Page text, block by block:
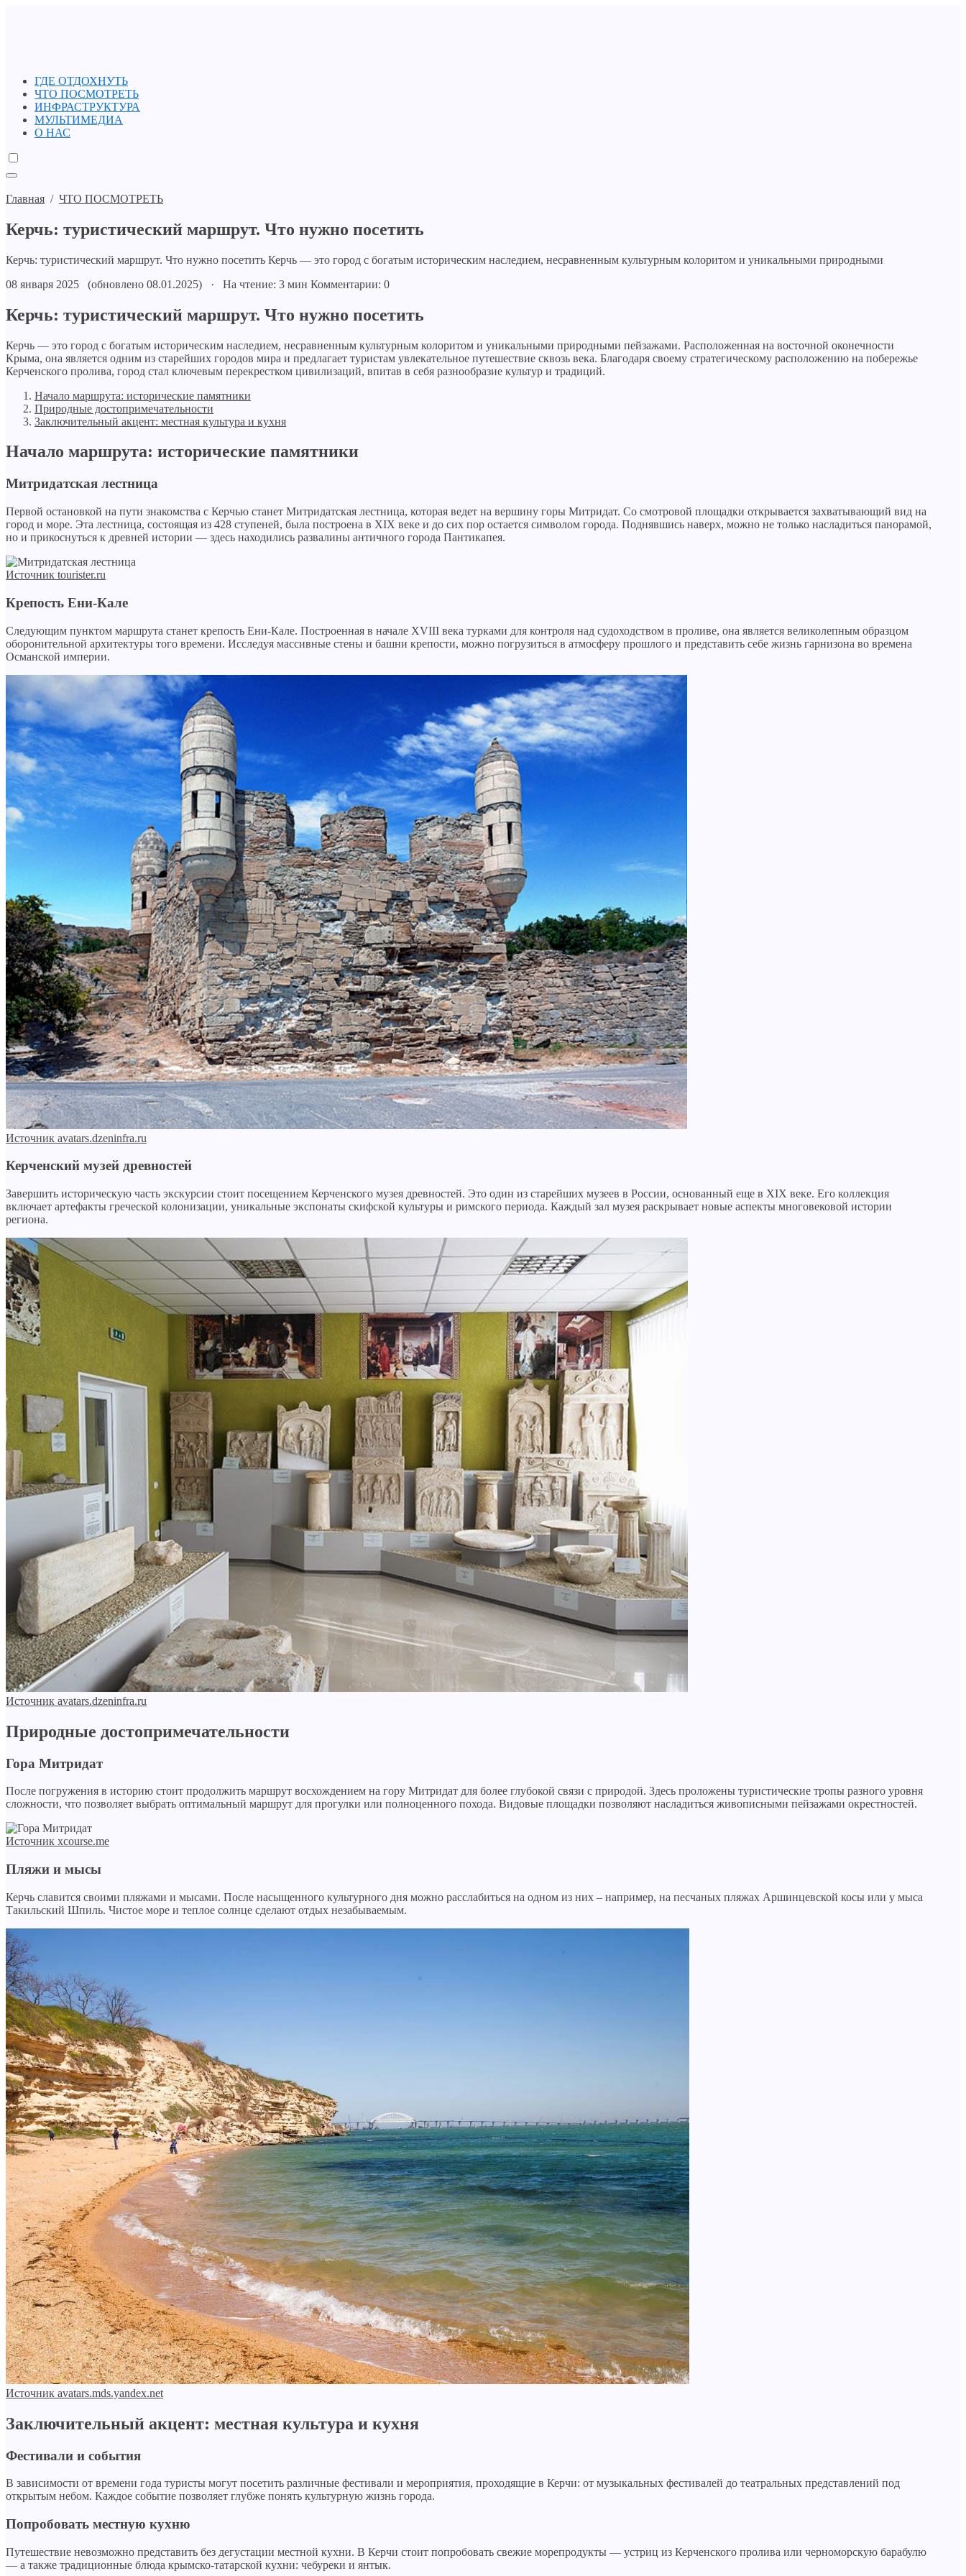
ГДЕ ОТДОХНУТЬ
ЧТО ПОСМОТРЕТЬ
ИНФРАСТРУКТУРА
МУЛЬТИМЕДИА
О НАС
Главная / ЧТО ПОСМОТРЕТЬ
Керчь: туристический маршрут. Что нужно посетить
Керчь: туристический маршрут. Что нужно посетить Керчь — это город с богатым историческим наследием, несравненным культурным колоритом и уникальными природными
08 января 2025 (обновлено 08.01.2025) · На чтение: 3 мин Комментарии: 0
Керчь: туристический маршрут. Что нужно посетить
Керчь — это город с богатым историческим наследием, несравненным культурным колоритом и уникальными природными пейзажами. Расположенная на восточной оконечности
Крыма, она является одним из старейших городов мира и предлагает туристам увлекательное путешествие сквозь века. Благодаря своему стратегическому расположению на побережье
Керченского пролива, город стал ключевым перекрестком цивилизаций, впитав в себя разнообразие культур и традиций.
Начало маршрута: исторические памятники
Природные достопримечательности
Заключительный акцент: местная культура и кухня
Начало маршрута: исторические памятники
Митридатская лестница
Первой остановкой на пути знакомства с Керчью станет Митридатская лестница, которая ведет на вершину горы Митридат. Со смотровой площадки открывается захватывающий вид на
город и море. Эта лестница, состоящая из 428 ступеней, была построена в XIX веке и до сих пор остается символом города. Поднявшись наверх, можно не только насладиться панорамой,
но и прикоснуться к древней истории — здесь находились развалины античного города Пантикапея.
Источник tourister.ru
Крепость Ени-Кале
Следующим пунктом маршрута станет крепость Ени-Кале. Построенная в начале XVIII века турками для контроля над судоходством в проливе, она является великолепным образцом
оборонительной архитектуры того времени. Исследуя массивные стены и башни крепости, можно погрузиться в атмосферу прошлого и представить себе жизнь гарнизона во времена
Османской империи.
Источник avatars.dzeninfra.ru
Керченский музей древностей
Завершить историческую часть экскурсии стоит посещением Керченского музея древностей. Это один из старейших музеев в России, основанный еще в XIX веке. Его коллекция
включает артефакты греческой колонизации, уникальные экспонаты скифской культуры и римского периода. Каждый зал музея раскрывает новые аспекты многовековой истории
региона.
Источник avatars.dzeninfra.ru
Природные достопримечательности
Гора Митридат
После погружения в историю стоит продолжить маршрут восхождением на гору Митридат для более глубокой связи с природой. Здесь проложены туристические тропы разного уровня
сложности, что позволяет выбрать оптимальный маршрут для прогулки или полноценного похода. Видовые площадки позволяют насладиться живописными пейзажами окрестностей.
Источник xcourse.me
Пляжи и мысы
Керчь славится своими пляжами и мысами. После насыщенного культурного дня можно расслабиться на одном из них – например, на песчаных пляжах Аршинцевской косы или у мыса
Такильский Шпиль. Чистое море и теплое солнце сделают отдых незабываемым.
Источник avatars.mds.yandex.net
Заключительный акцент: местная культура и кухня
Фестивали и события
В зависимости от времени года туристы могут посетить различные фестивали и мероприятия, проходящие в Керчи: от музыкальных фестивалей до театральных представлений под
открытым небом. Каждое событие позволяет глубже понять культурную жизнь города.
Попробовать местную кухню
Путешествие невозможно представить без дегустации местной кухни. В Керчи стоит попробовать свежие морепродукты — устриц из Керченского пролива или черноморскую барабулю
— а также традиционные блюда крымско-татарской кухни: чебуреки и янтык.